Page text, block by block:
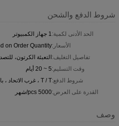
شروط الدفع والشحن
الحد الأدنى لكمية:1 جهاز الكمبيوتر
الأسعار:on Order Quantity
تفاصيل التغليف:التعبئة الكرتون،
وقت التسليم:5 ~ 20 أيام
شروط الدفع:T / T ، غرب الاتحاد ، بايبال
القدرة على العرض:5000 pcs/شهر
وصف